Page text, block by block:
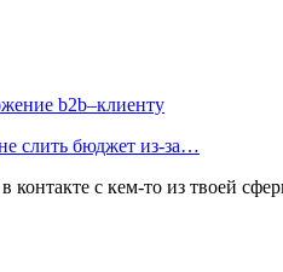
b2b–клиенту
слить бюджет из-за…
контакте с кем-то из твоей